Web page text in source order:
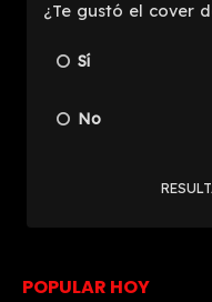
POPULAR HOY